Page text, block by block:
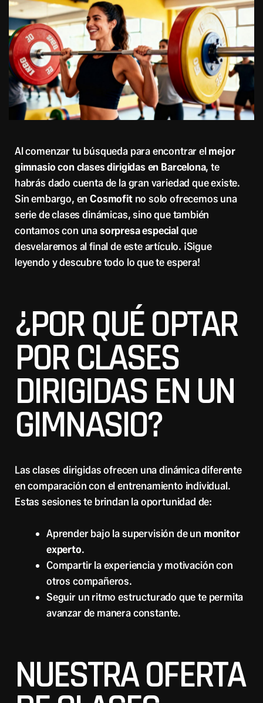
Al comenzar tu búsqueda para encontrar elmejor
gimnasio con clases dirigidas en Barcelona, te
habrás dado cuenta de la gran variedad que existe.
Sin embargo, enCosmofitno solo ofrecemos una
serie de clases dinámicas, sino que también
contamos con unasorpresa especialque
desvelaremos al final de este artículo. ¡Sigue
leyendo y descubre todo lo que te espera!
¿POR QUÉ OPTAR
POR CLASES
DIRIGIDAS EN UN
GIMNASIO?
Las clases dirigidas ofrecen una dinámica diferente
en comparación con el entrenamiento individual.
Estas sesiones te brindan la oportunidad de:
Aprender bajo la supervisión de un monitor
experto.
Compartir la experiencia y motivación con
otros compañeros.
Seguir un ritmo estructurado que te permita
avanzar de manera constante.
NUESTRA OFERTA